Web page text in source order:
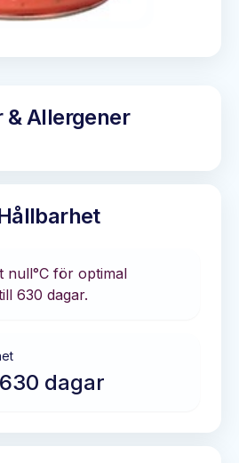
& Allergener
null°C för optimal
630 dagar.
dagar